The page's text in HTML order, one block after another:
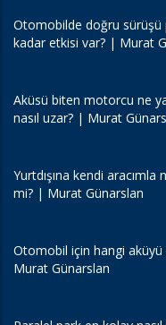
Otomobilde doğru sürüşü
kadar etkisi var? | Murat
Aküsü biten motorcu ne
nasıl uzar? | Murat
Yurtdışına kendi
mi? | Murat Günarslan
Otomobil için hangi aküyü
Murat Günarslan